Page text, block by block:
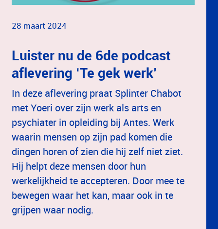
28 maart 2024
Luister nu de 6de podcast
aflevering ‘Te gek werk’
In deze aflevering praat Splinter Chabot
met Yoeri over zijn werk als arts en
psychiater in opleiding bij Antes. Werk
waarin mensen op zijn pad komen die
dingen horen of zien die hij zelf niet ziet.
Hij helpt deze mensen door hun
werkelijkheid te accepteren. Door mee te
bewegen waar het kan, maar ook in te
grijpen waar nodig.